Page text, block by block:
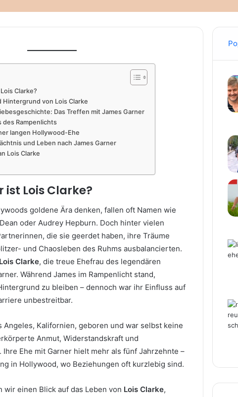
Clarke?
Hintergrund von Lois Clarke
Das Treffen mit James Garner
des Rampenlichts
langen Hollywood-Ehe
und Leben nach James Garner
Lois Clarke
ist Lois Clarke?
goldene Ära denken, fallen oft Namen wie
oder Audrey Hepburn. Doch hinter vielen
die sie geerdet haben, ihre Träume
und Chaosleben des Ruhms ausbalancierten.
Lois Clarke, die treue Ehefrau des legendären
Während James im Rampenlicht stand,
zu bleiben – dennoch war ihr Einfluss auf
unbestreitbar.
Angeles, Kalifornien, geboren und war selbst keine
Anmut, Widerstandskraft und
Ehe mit Garner hielt mehr als fünf Jahrzehnte –
in Hollywood, wo Beziehungen oft kurzlebig sind.
einen Blick auf das Leben von Lois Clarke,